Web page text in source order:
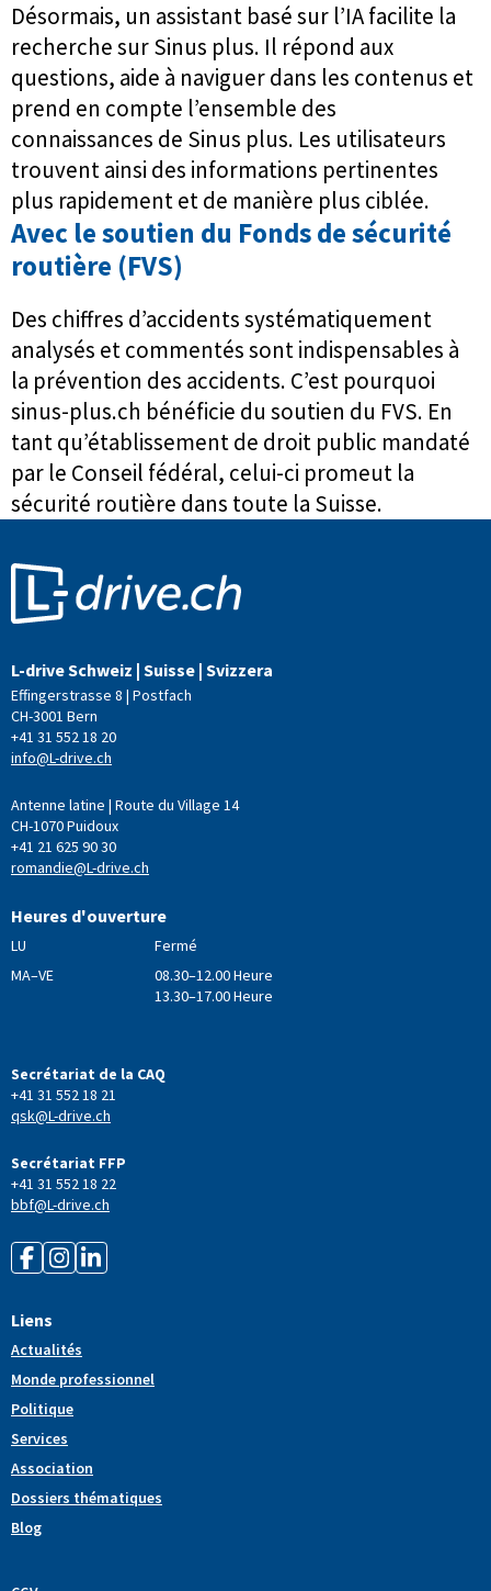
Désormais, un assistant basé sur l’IA facilite la
recherche sur Sinus plus. Il répond aux
questions, aide à naviguer dans les contenus et
prend en compte l’ensemble des
connaissances de Sinus plus. Les utilisateurs
trouvent ainsi des informations pertinentes
plus rapidement et de manière plus ciblée.
Avec le soutien du Fonds de sécurité
routière (FVS)
Des chiffres d’accidents systématiquement
analysés et commentés sont indispensables à
la prévention des accidents. C’est pourquoi
sinus-plus.ch bénéficie du soutien du FVS. En
tant qu’établissement de droit public mandaté
par le Conseil fédéral, celui-ci promeut la
sécurité routière dans toute la Suisse.
L-drive Schweiz | Suisse | Svizzera
Effingerstrasse 8 | Postfach
CH-3001 Bern
+41 31 552 18 20
info@L-drive.ch
Antenne latine | Route du Village 14
CH-1070 Puidoux
+41 21 625 90 30
romandie@L-drive.ch
Heures d'ouverture
LU
Fermé
MA–VE
08.30–12.00 Heure
13.30–17.00 Heure
Secrétariat de la CAQ
+41 31 552 18 21
qsk@L-drive.ch
Secrétariat FFP
+41 31 552 18 22
bbf@L-drive.ch
Liens
Actualités
Monde professionnel
Politique
Services
Association
Dossiers thématiques
Blog